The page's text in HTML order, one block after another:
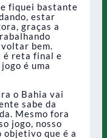
fiquei bastante
estar
graças a
bem.
é reta final e
é uma
o Bahia vai
sabe da
Mesmo fora
jogo, nosso
objetivo que é a